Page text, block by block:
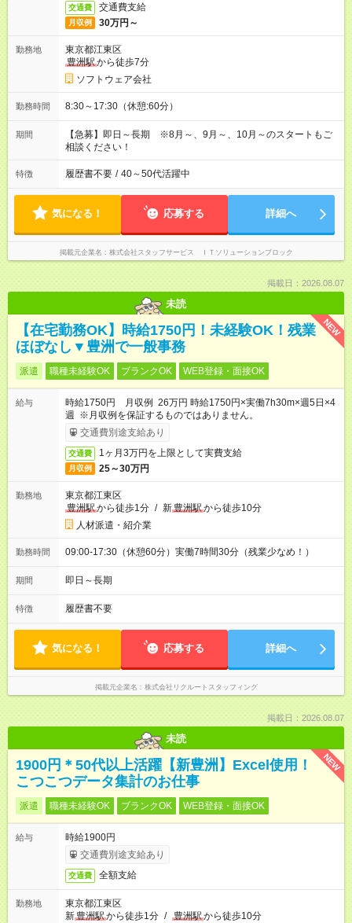
交通費 交通費支給
月収例 30万円～
勤務地
東京都江東区
豊洲駅から徒歩7分
ソフトウェア会社
勤務時間 8:30～17:30（休憩:60分）
期間
【急募】即日～長期 ※8月～、9月～、10月～のスタートもご
相談ください！
特徴 履歴書不要 / 40～50代活躍中
気になる！ 応募する 詳細へ
掲載元企業名 株式会社スタッフサービス ＩＴソリューションブロック
掲載日：2026.08.07
未読
NEW
【在宅勤務OK】時給1750円！未経験OK！残業
ほぼなし▼豊洲で一般事務
派遣 職種未経験OK ブランクOK WEB登録・面接OK
給与
時給1750円 月収例 26万円 時給1750円×実働7h30m×週5日×4
週 ※月収例を保証するものではありません。
交通費別途支給あり
交通費 1ヶ月3万円を上限として実費支給
月収例 25～30万円
勤務地
東京都江東区
豊洲駅から徒歩1分 / 新豊洲駅から徒歩10分
人材派遣・紹介業
勤務時間 09:00-17:30（休憩60分）実働7時間30分（残業少なめ！）
期間 即日～長期
特徴 履歴書不要
気になる！ 応募する 詳細へ
掲載元企業名 株式会社リクルートスタッフィング
掲載日：2026.08.07
未読
NEW
1900円＊50代以上活躍【新豊洲】Excel使用！
こつこつデータ集計のお仕事
派遣 職種未経験OK ブランクOK WEB登録・面接OK
給与
時給1900円
交通費別途支給あり
交通費 全額支給
勤務地
東京都江東区
新豊洲駅から徒歩1分 / 豊洲駅から徒歩10分